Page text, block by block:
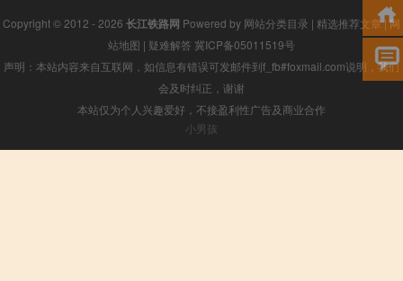
Copyright © 2012 - 2026 长江铁路网 Powered by 网站分类目录 | 精选推荐文章|网
站地图 | 疑难解答 冀ICP备05011519号
声明：本站内容来自互联网，如信息有错误可发邮件到f_fb#foxmail.com说明，我们
会及时纠正，谢谢
本站仅为个人兴趣爱好，不接盈利性广告及商业合作
小男孩